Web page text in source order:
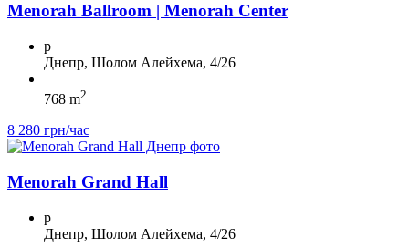
Menorah Ballroom | Menorah Center
p
Днепр, Шолом Алейхема, 4/26
768 m2
8 280 грн/час
Menorah Grand Hall
p
Днепр, Шолом Алейхема, 4/26